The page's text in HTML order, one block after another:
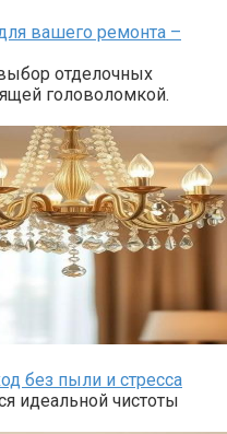
вашего ремонта –
отделочных
головоломкой.
без пыли и стресса
идеальной чистоты